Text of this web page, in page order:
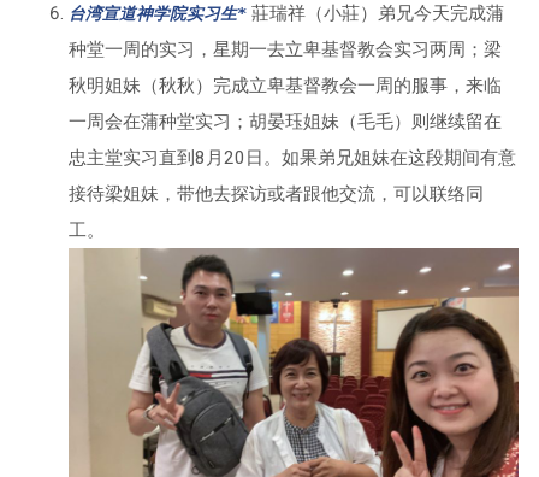
台湾宣道神学院实习生*莊瑞祥（小莊）弟兄今天完成蒲
种堂一周的实习，星期一去立卑基督教会实习两周；梁
秋明姐妹（秋秋）完成立卑基督教会一周的服事，来临
一周会在蒲种堂实习；胡晏珏姐妹（毛毛）则继续留在
忠主堂实习直到8月20日。如果弟兄姐妹在这段期间有意
接待梁姐妹，带他去探访或者跟他交流，可以联络同
工。